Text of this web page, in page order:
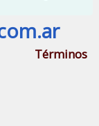
Términos